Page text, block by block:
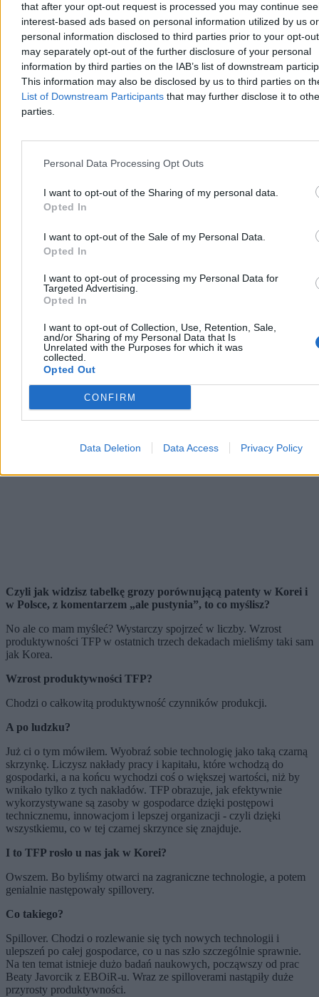
that after your opt-out request is processed you may continue
interest-based ads based on personal information utilized by us or
personal information disclosed to third parties prior to your opt-
may separately opt-out of the further disclosure of your personal
information by third parties on the IAB’s list of downstream
This information may also be disclosed by us to third parties on
List of Downstream Participants that may further disclose it to
parties.
Personal Data Processing Opt Outs
I want to opt-out of the Sharing of my personal data.
Opted In
I want to opt-out of the Sale of my Personal Data.
Opted In
I want to opt-out of processing my Personal Data for
Targeted Advertising.
Opted In
I want to opt-out of Collection, Use, Retention, Sale,
and/or Sharing of my Personal Data that Is
Unrelated with the Purposes for which it was
collected.
Opted Out
CONFIRM
Data Deletion Data Access Privacy Policy
Bardzo dobrzy. Byliśmy otwarci na kapitał zachodni, łącznie od
wejścia do Unii przez 20 lat przyjęliśmy 360 mld euro
bezpośrednich inwestycji zagranicznych. Razem z tymi pieniędzmi
szedł transfer technologii zarówno tych twardych, jak i miękkich, na
przykład zarządczych. To się potem rozpływało po całej
gospodarce, bo nasze społeczeństwo ma pewien rodzaj smykałki do
adaptowania cudzych pomysłów. Zachodnie know-how
przejęli nasi pracownicy, wokół tych firm wyrósł cały ekosystem
polskich firm, to jest znana i dobrze opowiedziana historia.
Reklama
Czyli jak widzisz tabelkę grozy porównującą patenty w Korei i
w Polsce, z komentarzem „ale pustynia”, to co myślisz?
No ale co mam myśleć? Wystarczy spojrzeć w liczby. Wzrost
produktywności TFP w ostatnich trzech dekadach mieliśmy taki sam
jak Korea.
Wzrost produktywności TFP?
Chodzi o całkowitą produktywność czynników produkcji.
A po ludzku?
Już ci o tym mówiłem. Wyobraź sobie technologię jako taką czarną
skrzynkę. Liczysz nakłady pracy i kapitału, które wchodzą do
gospodarki, a na końcu wychodzi coś o większej wartości, niż by
wnikało tylko z tych nakładów. TFP obrazuje, jak efektywnie
wykorzystywane są zasoby w gospodarce dzięki postępowi
technicznemu, innowacjom i lepszej organizacji - czyli dzięki
wszystkiemu, co w tej czarnej skrzynce się znajduje.
I to TFP rosło u nas jak w Korei?
Owszem. Bo byliśmy otwarci na zagraniczne technologie, a potem
genialnie następowały spillovery.
Co takiego?
Spillover. Chodzi o rozlewanie się tych nowych technologii i
ulepszeń po całej gospodarce, co u nas szło szczególnie sprawnie.
Na ten temat istnieje dużo badań naukowych, począwszy od prac
Beaty Javorcik z EBOiR-u. Wraz ze spilloverami nastąpiły duże
przyrosty produktywności.